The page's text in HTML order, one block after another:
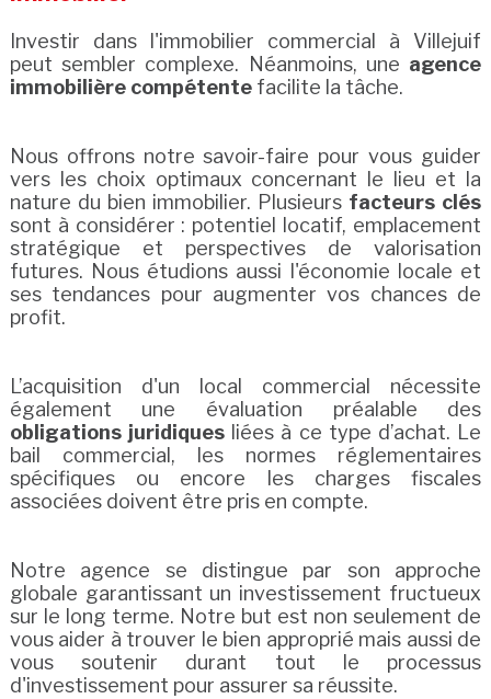
Investir dans l'immobilier commercial à Villejuif
peut sembler complexe. Néanmoins, une agence
immobilière compétentefacilite la tâche.
Nous offrons notre savoir-faire pour vous guider
vers les choix optimaux concernant le lieu et la
nature du bien immobilier. Plusieurs facteurs clés
sont à considérer : potentiel locatif, emplacement
stratégique et perspectives de valorisation
futures. Nous étudions aussi l'économie locale et
ses tendances pour augmenter vos chances de
profit.
L’acquisition d'un local commercial nécessite
également une évaluation préalable des
obligations juridiques liées à ce type d’achat. Le
bail commercial, les normes réglementaires
spécifiques ou encore les charges fiscales
associées doivent être pris en compte.
Notre agence se distingue par son approche
globale garantissant un investissement fructueux
sur le long terme. Notre but est non seulement de
vous aider à trouver le bien approprié mais aussi de
vous soutenir durant tout le processus
d'investissement pour assurer sa réussite.